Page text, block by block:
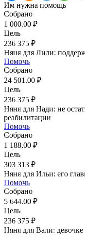
Им нужна помощь
Собрано
1 000.00 ₽
Цель
236 375 ₽
Няня для Лили:
Помочь
Собрано
24 501.00 ₽
Цель
236 375 ₽
Няня для Нади: не
реабилитации
Помочь
Собрано
1 188.00 ₽
Цель
303 313 ₽
Няня для Ильи: его
Помочь
Собрано
5 644.00 ₽
Цель
236 375 ₽
Няня для Вали: